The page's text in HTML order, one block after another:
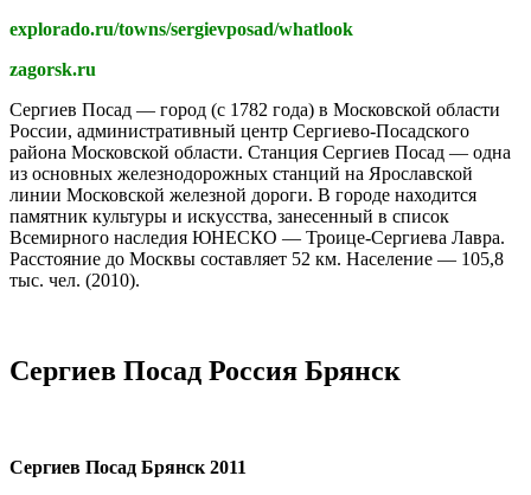
explorado.ru/towns/sergievposad/whatlook
zagorsk.ru
Сергиев Посад — город (с 1782 года) в Московской области
России, административный центр Сергиево-Посадского
района Московской области. Станция Сергиев Посад — одна
из основных железнодорожных станций на Ярославской
линии Московской железной дороги. В городе находится
памятник культуры и искусства, занесенный в список
Всемирного наследия ЮНЕСКО — Троице-Сергиева Лавра.
Расстояние до Москвы составляет 52 км. Население — 105,8
тыс. чел. (2010).
Сергиев Посад Россия Брянск
Сергиев Посад Брянск 2011